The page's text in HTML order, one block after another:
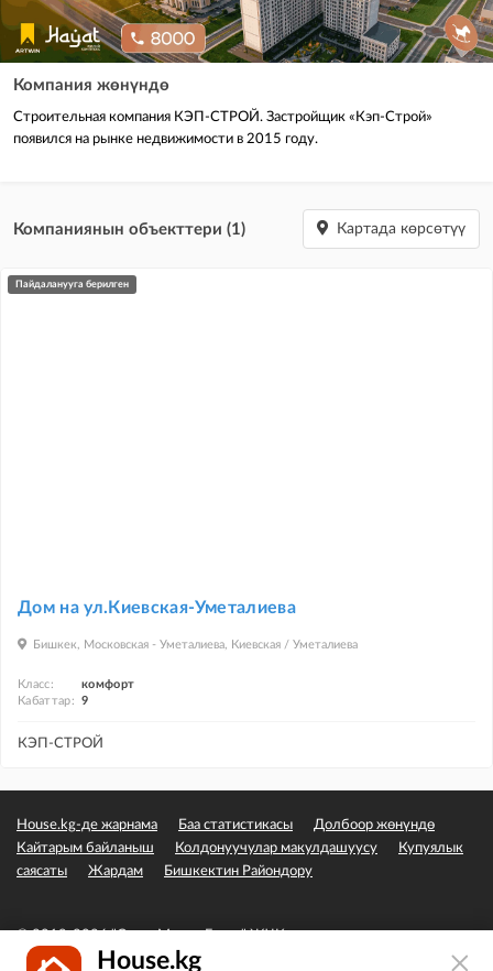
Компания жөнүндө
Строительная компания КЭП-СТРОЙ. Застройщик «Кэп-Строй»
появился на рынке недвижимости в 2015 году.
Компаниянын объекттери (1) Картада көрсөтүү
пайдаланууга берилген
Дом на ул.Киевская-Уметалиева
Бишкек, Московская - Уметалиева, Киевская / Уметалиева
Класс:
комфорт
Кабаттар:
9
КЭП-СТРОЙ
House.kg-де жарнама Баа статистикасы
Долбоор жөнүндө
Кайтарым байланыш
Колдонуучулар макулдашуусу
Купуялык
саясаты
Жардам Бишкектин Райондору
© 2019-2026 "Сэвэн Медиа Групп" ЖЧК
House.kg